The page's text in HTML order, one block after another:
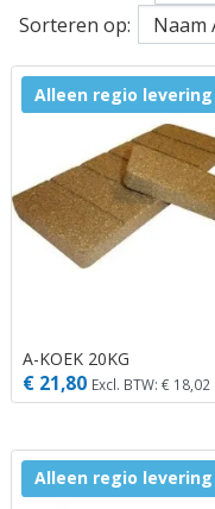
Sorteren op:
Alleen regio levering
A-KOEK 20KG
€ 21,80 Excl. BTW: € 18,02
Alleen regio levering